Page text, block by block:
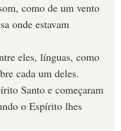
como de um vento
onde estavam
eles, línguas, como
cada um deles.
Santo e começaram
o Espírito lhes